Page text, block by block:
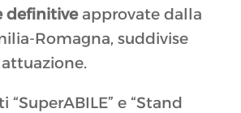
definitiveapprovate dalla
Romagna, suddivise
e “Stand